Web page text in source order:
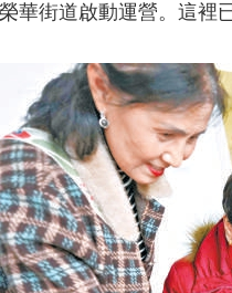
熊貓頻道 VR/AR 4K專
新兵請入列 人生第一次
年冬奧會 CBA NBA
會 體育江湖 文化體育
一路 央博 非遺 文化
雲起 超級工廠 智
華街道啟動運營。這裡